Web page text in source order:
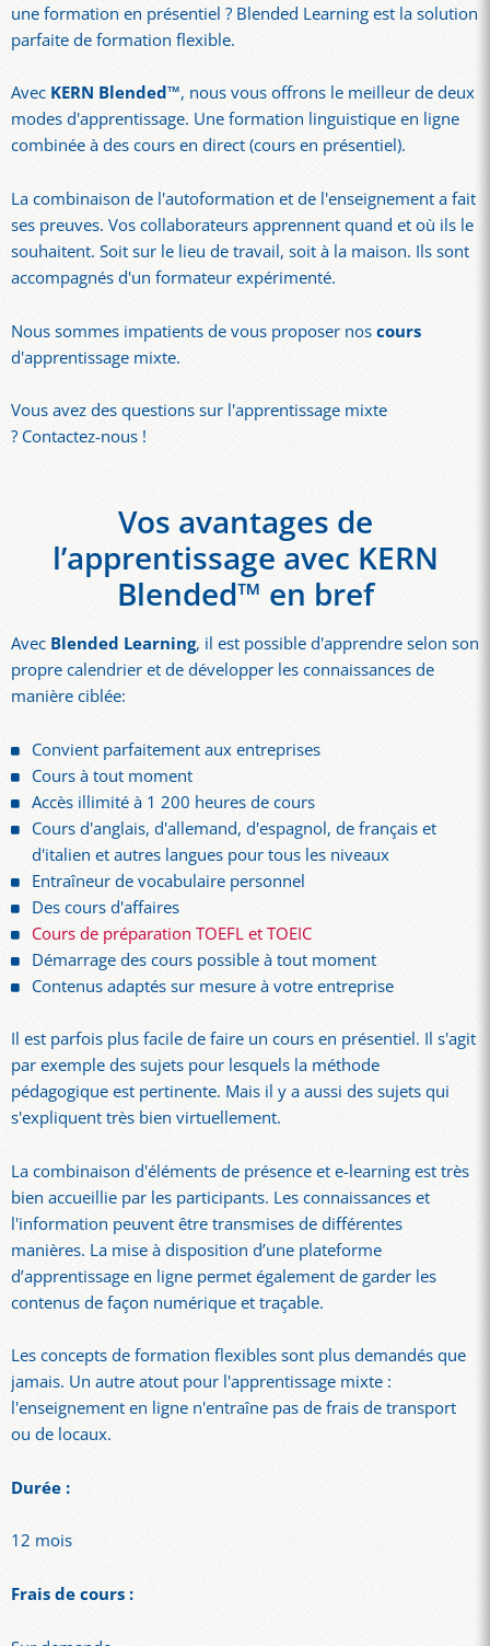
une formation en présentiel ? Blended Learning est la solution
parfaite de formation flexible.
Avec KERN Blended™, nous vous offrons le meilleur de deux
modes d'apprentissage. Une formation linguistique en ligne
combinée à des cours en direct (cours en présentiel).
La combinaison de l'autoformation et de l'enseignement a fait
ses preuves. Vos collaborateurs apprennent quand et où ils le
souhaitent. Soit sur le lieu de travail, soit à la maison. Ils sont
accompagnés d'un formateur expérimenté.
Nous sommes impatients de vous proposer noscours
d'apprentissage mixte.
Vous avez des questions sur l'apprentissage mixte
? Contactez-nous !
Vos avantages de
l’apprentissage avec KERN
Blended™ en bref
Avec Blended Learning, il est possible d'apprendre selon son
propre calendrier et de développer les connaissances de
manière ciblée:
Convient parfaitement aux entreprises
Cours à tout moment
Accès illimité à 1 200 heures de cours
Cours d'anglais, d'allemand, d'espagnol, de français et
d'italien et autres langues pour tous les niveaux
Entraîneur de vocabulaire personnel
Des cours d'affaires
Cours de préparation TOEFL et TOEIC
Démarrage des cours possible à tout moment
Contenus adaptés sur mesure à votre entreprise
Il est parfois plus facile de faire un cours en présentiel. Il s'agit
par exemple des sujets pour lesquels la méthode
pédagogique est pertinente. Mais il y a aussi des sujets qui
s'expliquent très bien virtuellement.
La combinaison d'éléments de présence et e-learning est très
bien accueillie par les participants. Les connaissances et
l'information peuvent être transmises de différentes
manières. La mise à disposition d’une plateforme
d’apprentissage en ligne permet également de garder les
contenus de façon numérique et traçable.
Les concepts de formation flexibles sont plus demandés que
jamais. Un autre atout pour l'apprentissage mixte :
l'enseignement en ligne n'entraîne pas de frais de transport
ou de locaux.
Durée :
12 mois
Frais de cours :